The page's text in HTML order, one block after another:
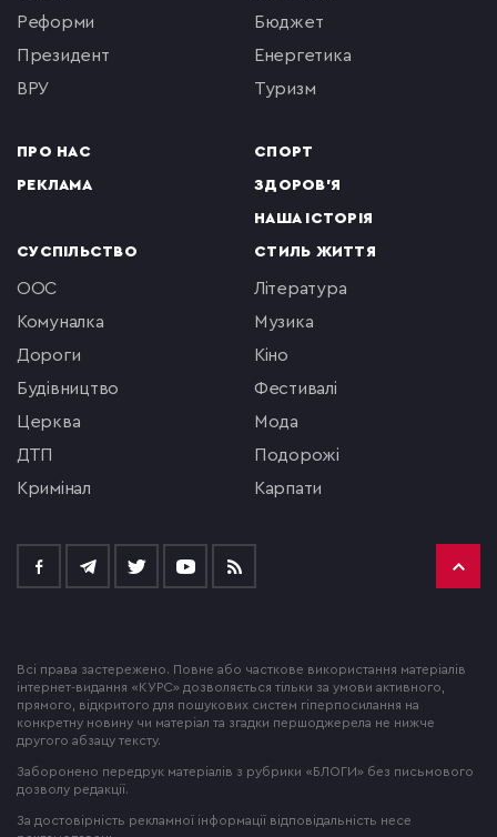
реформи
президент
ВРУ
ПРО НАС
РЕКЛАМА
бюджет
енергетика
туризм
СПОРТ
ЗДОРОВ'Я
НАША ІСТОРІЯ
СУСПІЛЬСТВО
ООС
комуналка
Дороги
будівництво
церква
ДТП
кримінал
СТИЛЬ ЖИТТЯ
література
музика
кіно
фестивалі
мода
подорожі
Карпати
Всі права застережено. Повне або часткове використання матеріалів
інтернет-видання «КУРС» дозволяється тільки за умови активного,
прямого, відкритого для пошукових систем гіперпосилання на
конкретну новину чи матеріал та згадки першоджерела не нижче
другого абзацу тексту.
Заборонено передрук матеріалів з рубрики «БЛОГИ» без письмового
дозволу редакції.
За достовірність рекламної інформації відповідальність несе